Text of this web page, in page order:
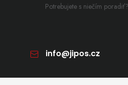
Potrebujete s niečím
info@jipos.cz